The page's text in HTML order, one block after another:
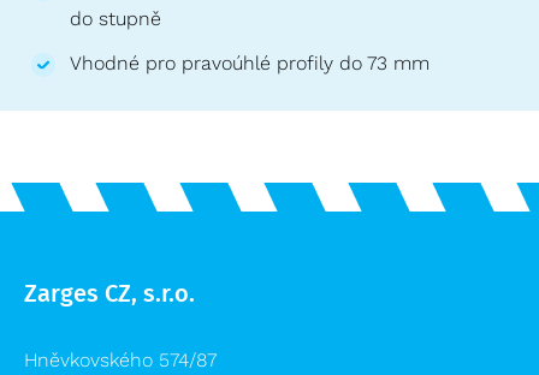
do stupně
Vhodné pro pravoúhlé profily do 73 mm
Zarges CZ, s.r.o.
Hněvkovského 574/87